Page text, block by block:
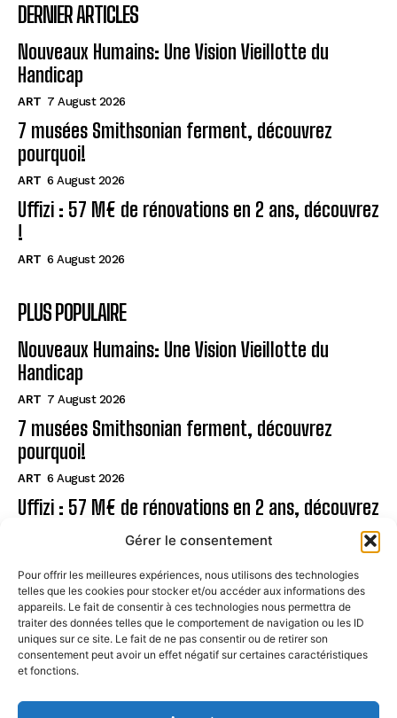
Gérer le consentement
Pour offrir les meilleures expériences, nous utilisons des technologies
telles que les cookies pour stocker et/ou accéder aux informations des
appareils. Le fait de consentir à ces technologies nous permettra de
traiter des données telles que le comportement de navigation ou les ID
uniques sur ce site. Le fait de ne pas consentir ou de retirer son
consentement peut avoir un effet négatif sur certaines caractéristiques
et fonctions.
DERNIER ARTICLES
Nouveaux Humains: Une Vision Vieillotte du
Handicap
ART 7 August 2026
7 musées Smithsonian ferment, découvrez
pourquoi!
ART 6 August 2026
Uffizi : 57 M€ de rénovations en 2 ans, découvrez
!
ART 6 August 2026
PLUS POPULAIRE
Nouveaux Humains: Une Vision Vieillotte du
Handicap
ART 7 August 2026
7 musées Smithsonian ferment, découvrez
pourquoi!
ART 6 August 2026
Uffizi : 57 M€ de rénovations en 2 ans, découvrez
Page
CONTACT
MENTIONS LÉGALES